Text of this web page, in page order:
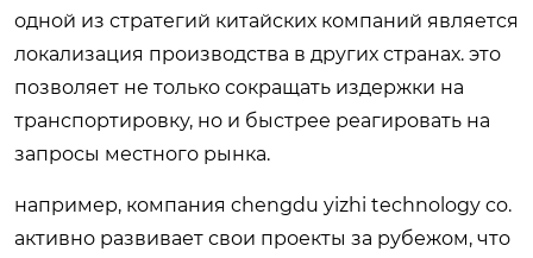
одной из стратегий китайских компаний является
локализация производства в других странах. это
позволяет не только сокращать издержки на
транспортировку, но и быстрее реагировать на
запросы местного рынка.
например, компания chengdu yizhi technology co.
активно развивает свои проекты за рубежом, что